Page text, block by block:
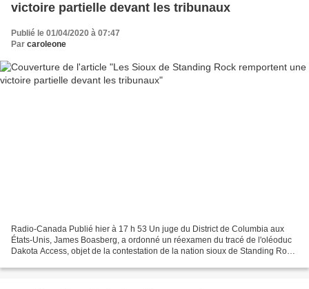
victoire partielle devant les tribunaux
Publié le 01/04/2020 à 07:47
Par caroleone
Radio-Canada Publié hier à 17 h 53 Un juge du District de Columbia aux
États-Unis, James Boasberg, a ordonné un réexamen du tracé de l'oléoduc
Dakota Access, objet de la contestation de la nation sioux de Standing Rock